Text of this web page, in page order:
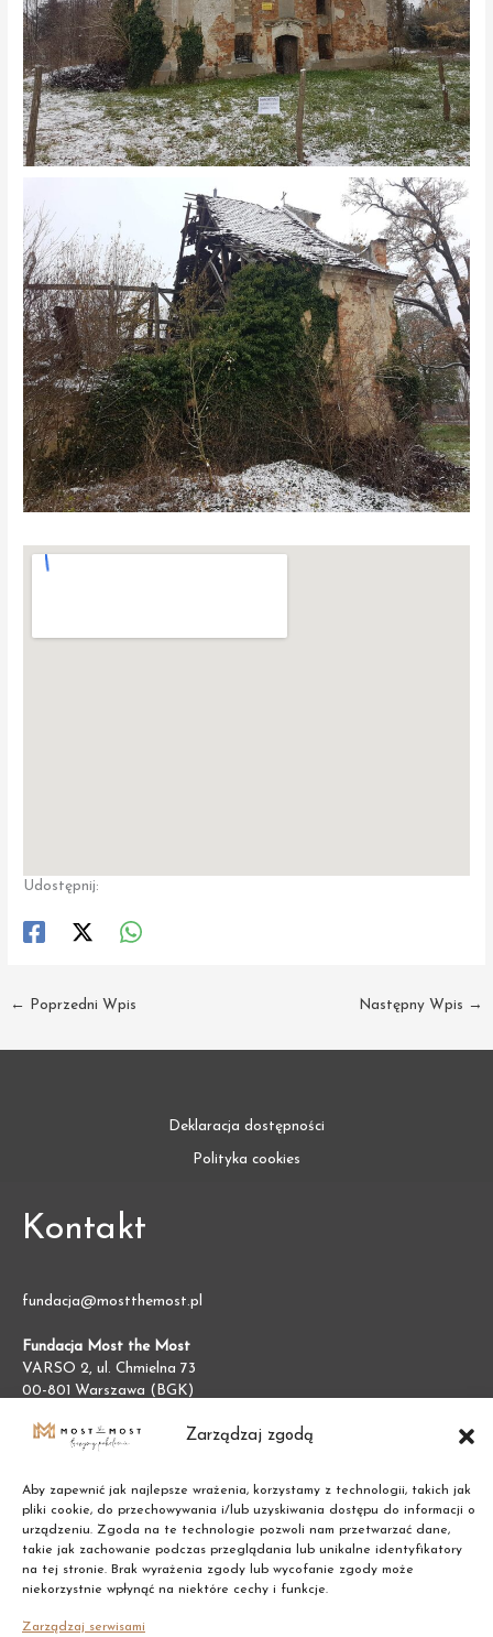
Zarządzaj zgodą
Aby zapewnić jak najlepsze wrażenia, korzystamy z technologii, takich jak
pliki cookie, do przechowywania i/lub uzyskiwania dostępu do informacji o
urządzeniu. Zgoda na te technologie pozwoli nam przetwarzać dane,
takie jak zachowanie podczas przeglądania lub unikalne identyfikatory
na tej stronie. Brak wyrażenia zgody lub wycofanie zgody może
niekorzystnie wpłynąć na niektóre cechy i funkcje.
Zarządzaj serwisami
Udostępnij:
← Poprzedni Wpis Następny Wpis →
Deklaracja dostępności
Polityka cookies
Kontakt
fundacja@mostthemost.pl
Fundacja Most the Most
VARSO 2, ul. Chmielna 73
00-801 Warszawa (BGK)
REGON:387474695